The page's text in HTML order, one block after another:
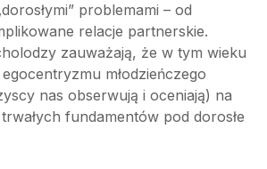
problemami – od
relacje partnerskie.
zauważają, że w tym wieku
młodzieńczego
nas obserwują i oceniają) na
fundamentów pod dorosłe